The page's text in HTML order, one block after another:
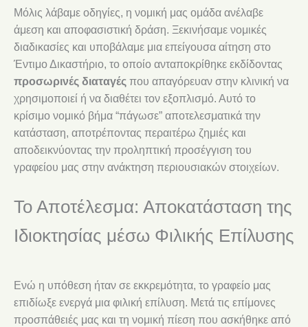
Μόλις λάβαμε οδηγίες, η νομική μας ομάδα ανέλαβε
άμεση και αποφασιστική δράση. Ξεκινήσαμε νομικές
διαδικασίες και υποβάλαμε μια επείγουσα αίτηση στο
Έντιμο Δικαστήριο, το οποίο ανταποκρίθηκε εκδίδοντας
προσωρινές διαταγές που απαγόρευαν στην κλινική να
χρησιμοποιεί ή να διαθέτει τον εξοπλισμό. Αυτό το
κρίσιμο νομικό βήμα “πάγωσε” αποτελεσματικά την
κατάσταση, αποτρέποντας περαιτέρω ζημιές και
αποδεικνύοντας την προληπτική προσέγγιση του
γραφείου μας στην ανάκτηση περιουσιακών στοιχείων.
Το Αποτέλεσμα: Αποκατάσταση της
Ιδιοκτησίας μέσω Φιλικής Επίλυσης
Ενώ η υπόθεση ήταν σε εκκρεμότητα, το γραφείο μας
επιδίωξε ενεργά μια φιλική επίλυση. Μετά τις επίμονες
προσπάθειές μας και τη νομική πίεση που ασκήθηκε από